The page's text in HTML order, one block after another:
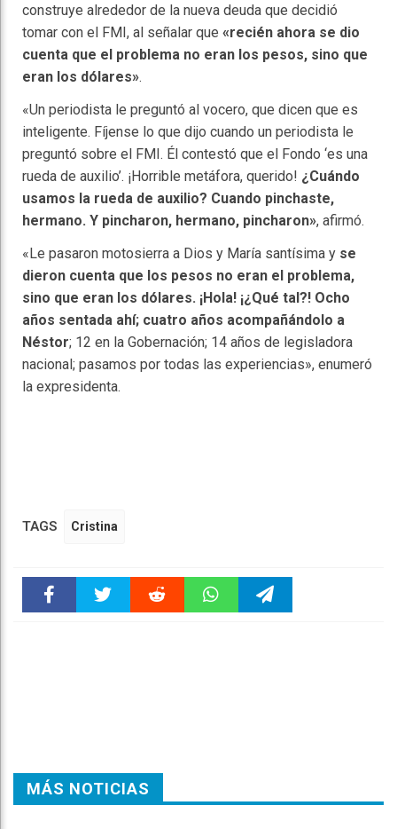
construye alrededor de la nueva deuda que decidió
tomar con el FMI, al señalar que «recién ahora se dio
cuenta que el problema no eran los pesos, sino que
eran los dólares».
«Un periodista le preguntó al vocero, que dicen que es
inteligente. Fíjense lo que dijo cuando un periodista le
preguntó sobre el FMI. Él contestó que el Fondo ‘es una
rueda de auxilio’. ¡Horrible metáfora, querido! ¿Cuándo
usamos la rueda de auxilio? Cuando pinchaste,
hermano. Y pincharon, hermano, pincharon», afirmó.
«Le pasaron motosierra a Dios y María santísima y se
dieron cuenta que los pesos no eran el problema,
sino que eran los dólares. ¡Hola! ¡¿Qué tal?! Ocho
años sentada ahí; cuatro años acompañándolo a
Néstor; 12 en la Gobernación; 14 años de legisladora
nacional; pasamos por todas las experiencias», enumeró
la expresidenta.
TAGS Cristina
MÁS NOTICIAS